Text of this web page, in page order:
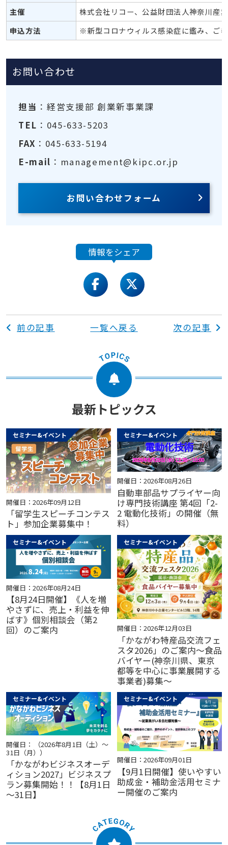
主催
株式会社リコー、公益財団法人神奈川産
申込方法
※新型コロナウィルス感染症に鑑み、ご
お問い合わせ
担当 ：経営支援部 創業新事業課
TEL ：045-633-5203
FAX ：045-633-5194
E-mail ：management@kipc.or.jp
お問い合わせフォーム
情報をシェア
facebooktwitter
前の記事 一覧へ戻る 次の記事
最新トピックス
セミナー&イベント
開催日：2026年09月12日
「留学生スピーチコンテス
ト」参加企業募集中！
セミナー&イベント
開催日：2026年08月26日
自動車部品サプライヤー向
け専門技術講座 第4回「2-
2 電動化技術」の開催（無
料）
セミナー&イベント
開催日：2026年08月24日
【8月24日開催】《人を増
やさずに、売上・利益を伸
ばす》個別相談会（第2
回）のご案内
セミナー&イベント
開催日：2026年12月03日
「かながわ特産品交流フェ
スタ2026」のご案内～食品
バイヤー(神奈川県、東京
都等を中心に事業展開する
事業者)募集～
セミナー&イベント
開催日： （2026年8月1日（土）～
31日（月））
「かながわビジネスオーデ
ィション2027」ビジネスプ
ラン募集開始！！【8月1日
～31日】
セミナー&イベント
開催日：2026年09月01日
【9月1日開催】使いやすい
助成金・補助金活用セミナ
ー開催のご案内